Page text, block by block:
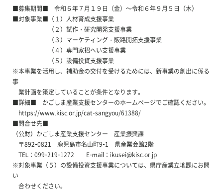
■募集期間■ 令和６年７月１９日（金）～令和６年９月５日（木）
■対象事業■（１）人材育成支援事業
（２）試作・研究開発支援事業
（３）マーケティング・販路開拓支援事業
（４）専門家招へい支援事業
（５）設備投資支援事業
※本事業を活用し、補助金の交付を受けるためには、新事業の創出に係る
事
業計画を策定していることが条件となります。
■詳細■ かごしま産業支援センターのホームページでご確認ください。
https://www.kisc.or.jp/cat-sangyou/61388/
■問合せ先■
（公財）かごしま産業支援センター 産業振興課
〒892-0821 鹿児島市名山町9-1 県産業会館2階
TEL：099-219-1272 E-mail：ikusei@kisc.or.jp
※対象事業（５）の設備投資支援事業については、県庁産業立地課にお問
い
合わせください。